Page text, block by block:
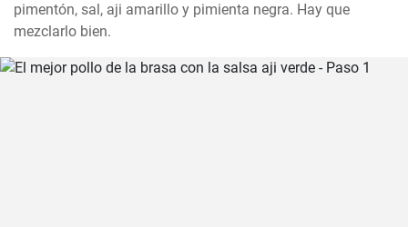
pimentón, sal, aji amarillo y pimienta negra. Hay que
mezclarlo bien.